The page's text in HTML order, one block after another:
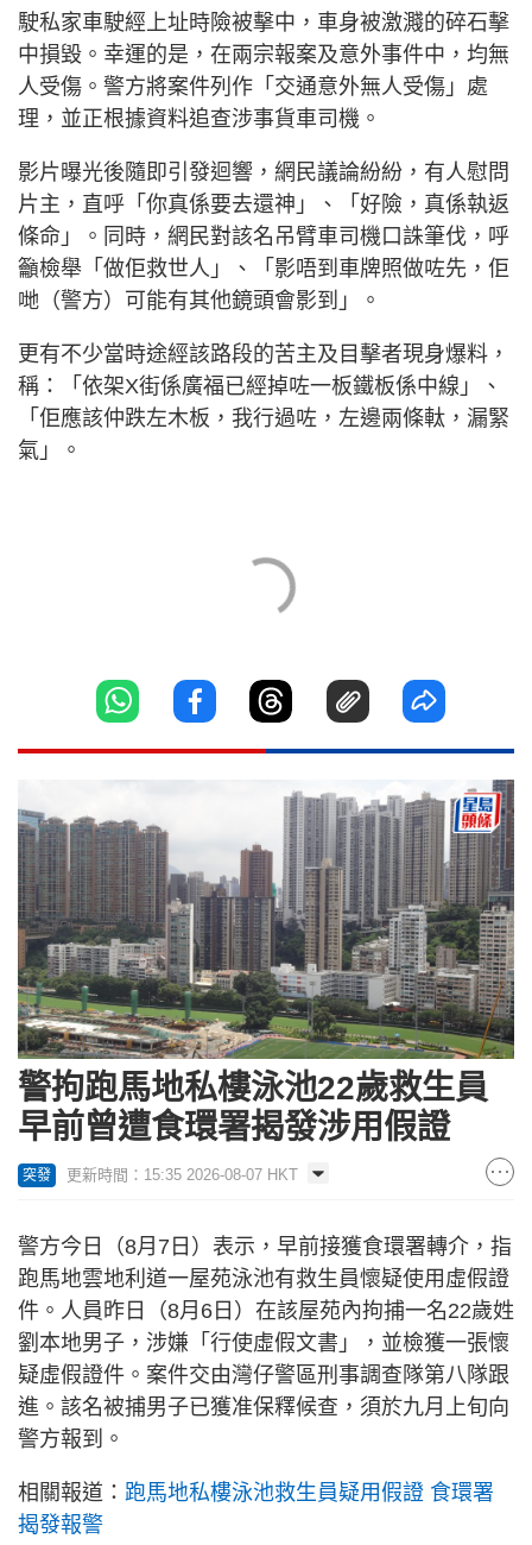
駛私家車駛經上址時險被擊中，車身被激濺的碎石擊
中損毀。幸運的是，在兩宗報案及意外事件中，均無
人受傷。警方將案件列作「交通意外無人受傷」處
理，並正根據資料追查涉事貨車司機。
影片曝光後隨即引發迴響，網民議論紛紛，有人慰問
片主，直呼「你真係要去還神」、「好險，真係執返
條命」。同時，網民對該名吊臂車司機口誅筆伐，呼
籲檢舉「做佢救世人」、「影唔到車牌照做咗先，佢
哋（警方）可能有其他鏡頭會影到」。
更有不少當時途經該路段的苦主及目擊者現身爆料，
稱：「依架X街係廣福已經掉咗一板鐵板係中線」、
「佢應該仲跌左木板，我行過咗，左邊兩條軚，漏緊
氣」。
警拘跑馬地私樓泳池22歲救生員
早前曾遭食環署揭發涉用假證
突發 更新時間：15:35 2026-08-07 HKT
警方今日（8月7日）表示，早前接獲食環署轉介，指
跑馬地雲地利道一屋苑泳池有救生員懷疑使用虛假證
件。人員昨日（8月6日）在該屋苑內拘捕一名22歲姓
劉本地男子，涉嫌「行使虛假文書」，並檢獲一張懷
疑虛假證件。案件交由灣仔警區刑事調查隊第八隊跟
進。該名被捕男子已獲准保釋候查，須於九月上旬向
警方報到。
相關報道： 跑馬地私樓泳池救生員疑用假證 食環署
揭發報警